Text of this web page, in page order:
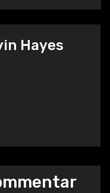
Hayes